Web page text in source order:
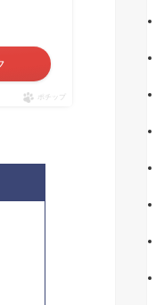
ポチップ